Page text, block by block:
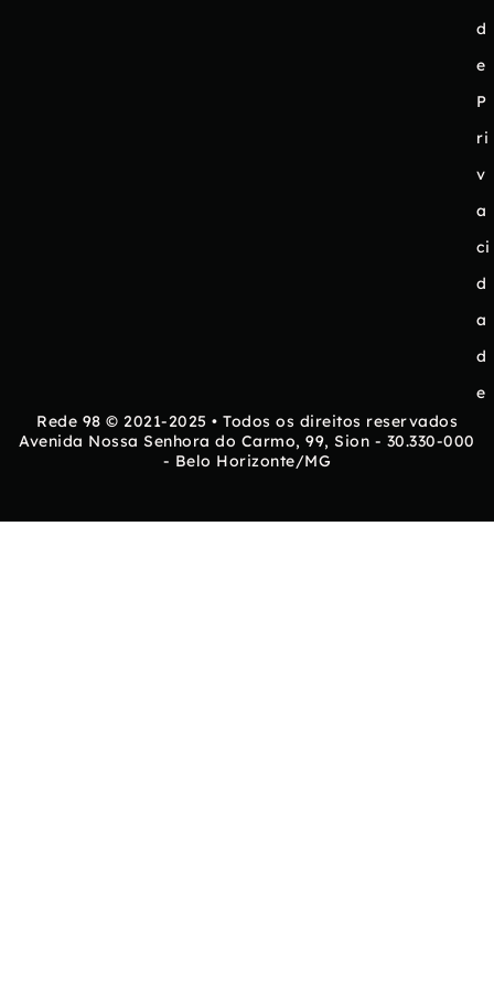
d
e
P
ri
v
a
ci
d
a
d
e
Rede 98 © 2021-2025 • Todos os direitos reservados
Avenida Nossa Senhora do Carmo, 99, Sion - 30.330-000
- Belo Horizonte/MG